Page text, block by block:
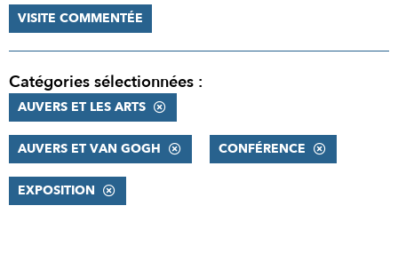
VISITE COMMENTÉE
Catégories sélectionnées :
AUVERS ET LES ARTS
AUVERS ET VAN GOGH CONFÉRENCE
EXPOSITION